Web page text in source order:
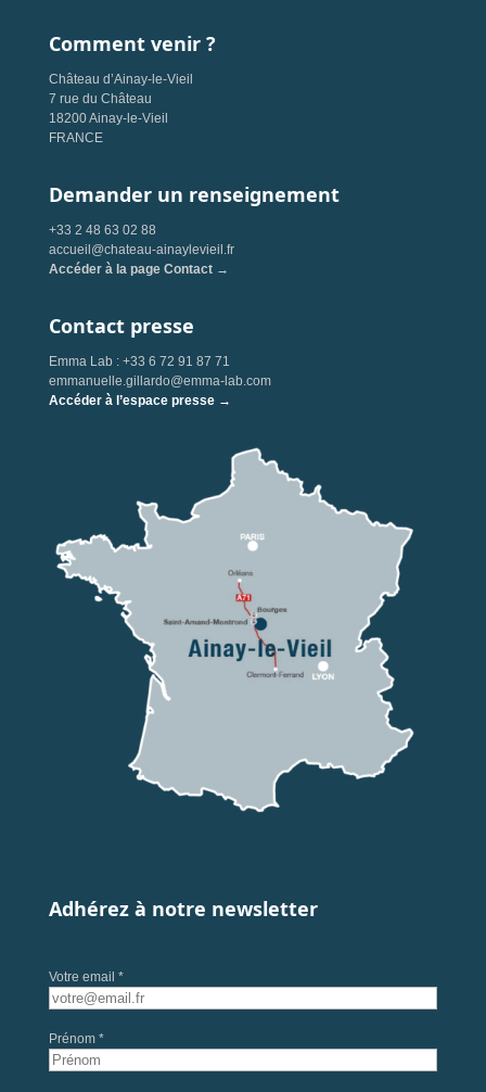
Comment venir ?
Château d’Ainay-le-Vieil
7 rue du Château
18200 Ainay-le-Vieil
FRANCE
Demander un renseignement
+33 2 48 63 02 88
accueil@chateau-ainaylevieil.fr
Accéder à la page Contact →
Contact presse
Emma Lab : +33 6 72 91 87 71
emmanuelle.gillardo@emma-lab.com
Accéder à l’espace presse →
Adhérez à notre newsletter
Votre email *
Prénom *